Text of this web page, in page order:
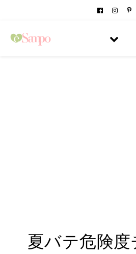
夏バテ危険度